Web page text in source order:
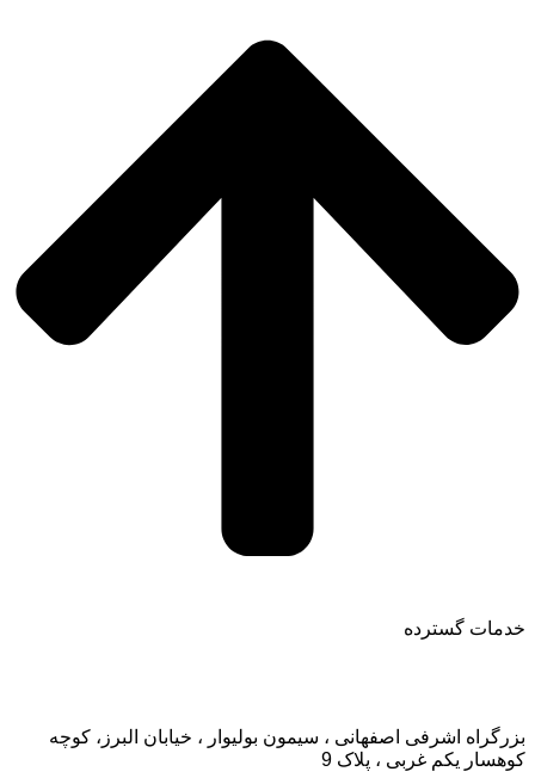
خدمات گسترده
بزرگراه اشرفی اصفهانی ، سیمون بولیوار ، خیابان البرز، کوچه
کوهسار یکم غربی ، پلاک 9